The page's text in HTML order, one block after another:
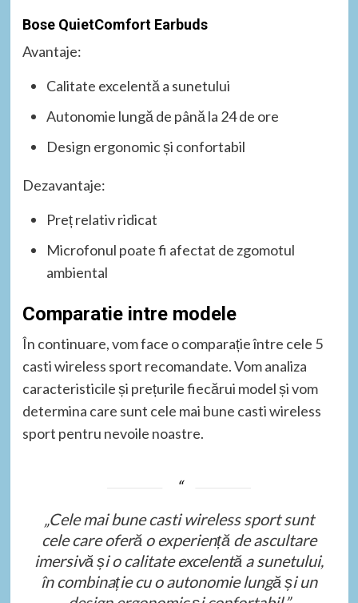
Bose QuietComfort Earbuds
Avantaje:
Calitate excelentă a sunetului
Autonomie lungă de până la 24 de ore
Design ergonomic și confortabil
Dezavantaje:
Preț relativ ridicat
Microfonul poate fi afectat de zgomotul
ambiental
Comparatie intre modele
În continuare, vom face o comparație între cele 5
casti wireless sport recomandate. Vom analiza
caracteristicile și prețurile fiecărui model și vom
determina care sunt cele mai bune casti wireless
sport pentru nevoile noastre.
„Cele mai bune casti wireless sport sunt
cele care oferă o experiență de ascultare
imersivă și o calitate excelentă a sunetului,
în combinație cu o autonomie lungă și un